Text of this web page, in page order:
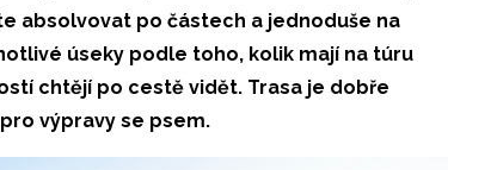
absolvovat po částech a jednoduše na
úseky podle toho, kolik mají na túru
chtějí po cestě vidět. Trasa je dobře
výpravy se psem.